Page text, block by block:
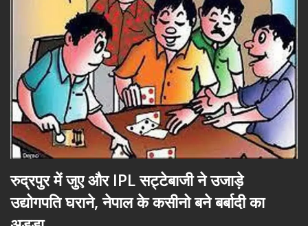
रुद्रपुर में जुए और IPL सट्टेबाजी ने उजाड़े
उद्योगपति घराने, नेपाल के कसीनो बने बर्बादी का